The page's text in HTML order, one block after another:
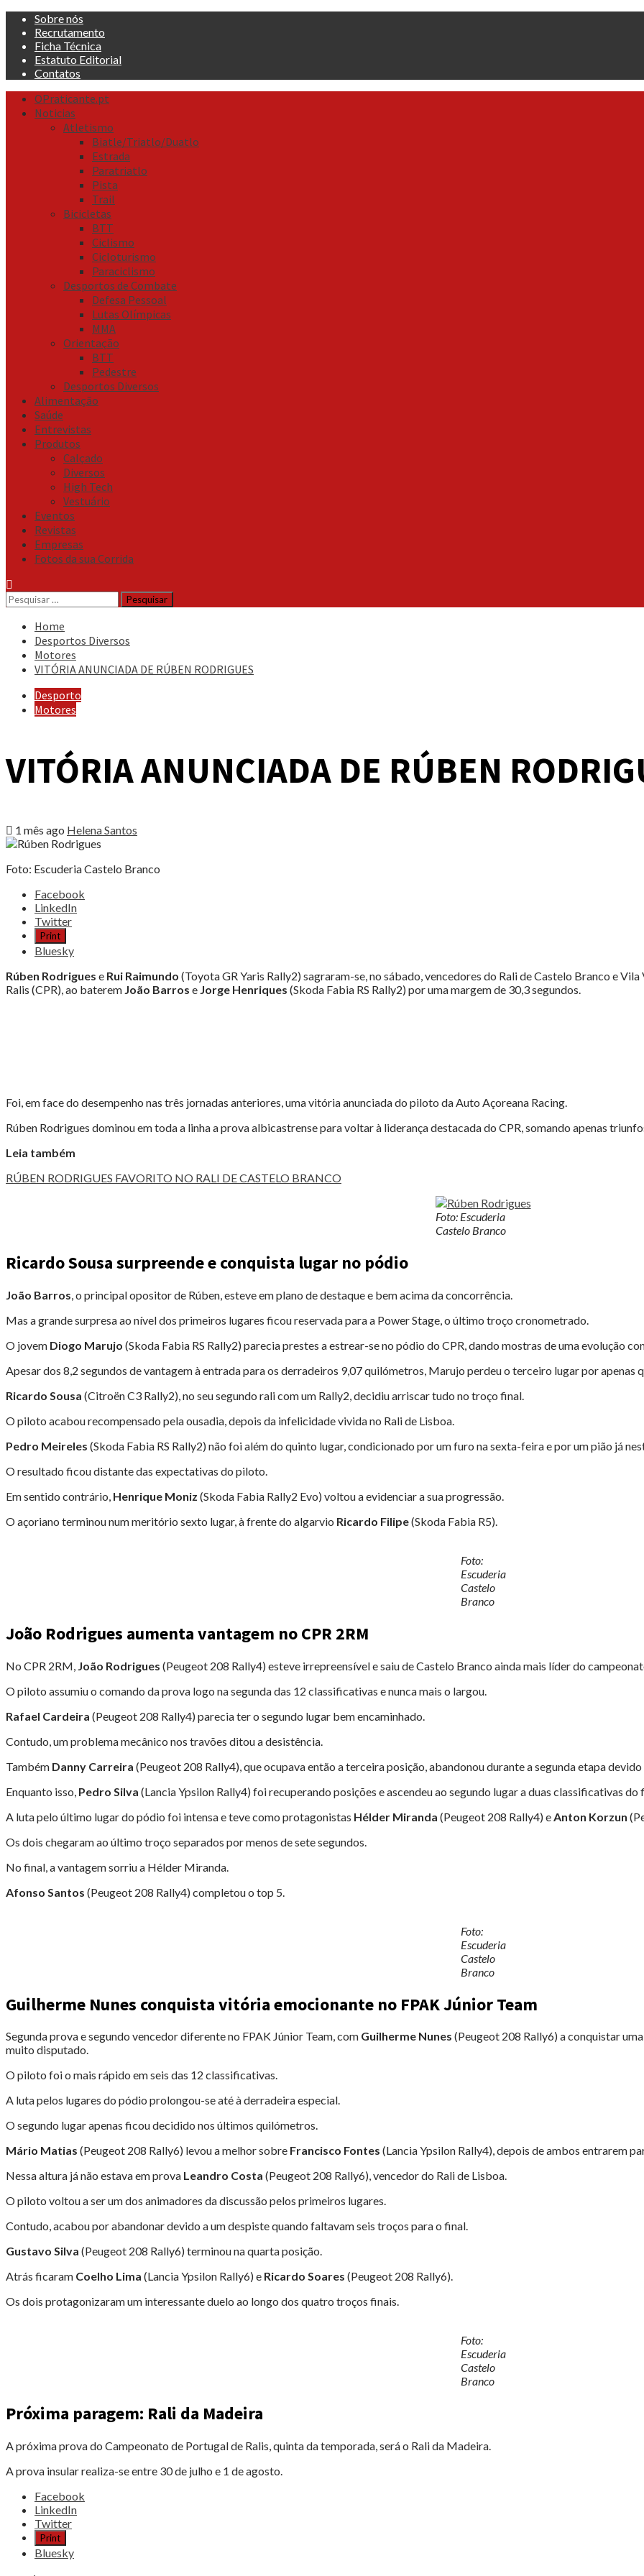
Skip
content
Sobre nós
Recrutamento
Ficha Técnica
Estatuto Editorial
Contatos
Primary
Menu
OPraticante.pt
Noticias
Atletismo
Biatle/Triatlo/Duatlo
Estrada
Paratriatlo
Pista
Trail
Bicicletas
BTT
Ciclismo
Cicloturismo
Paraciclismo
Desportos de Combate
Defesa Pessoal
Lutas Olímpicas
MMA
Orientação
BTT
Pedestre
Desportos Diversos
Alimentação
Saúde
Entrevistas
Produtos
Calçado
Diversos
High Tech
Vestuário
Eventos
Revistas
Empresas
Fotos da sua Corrida
Pesquisar
por:
Home
Desportos Diversos
Motores
VITÓRIA ANUNCIADA DE RÚBEN RODRIGUES
Desporto
Motores
VITÓRIA ANUNCIADA DE RÚBEN
1 mês ago Helena Santos
Foto: Escuderia Castelo Branco
Share
post
"VITÓRIA
ANUNCIADA
RÚBEN
RODRIGUES"
Facebook
LinkedIn
Twitter
Print
Bluesky
Rúben Rodrigues e Rui Raimundo (Toyota GR Yaris Rally2) sagraram-se, no sábado, vencedores do Rali de Castelo Branco e
Ralis (CPR), ao baterem João Barros e Jorge Henriques (Skoda Fabia RS Rally2) por uma margem de 30,3 segundos.
Foi, em face do desempenho nas três jornadas anteriores, uma vitória anunciada do piloto da Auto Açoreana Racing.
Rúben Rodrigues dominou em toda a linha a prova albicastrense para voltar à liderança destacada do CPR, somando apenas
Leia também
RÚBEN RODRIGUES FAVORITO NO RALI DE CASTELO BRANCO
Foto: Escuderia
Castelo Branco
Ricardo Sousa surpreende e conquista lugar no pódio
João Barros, o principal opositor de Rúben, esteve em plano de destaque e bem acima da concorrência.
Mas a grande surpresa ao nível dos primeiros lugares ficou reservada para a Power Stage, o último troço cronometrado.
O jovem Diogo Marujo (Skoda Fabia RS Rally2) parecia prestes a estrear-se no pódio do CPR, dando mostras de uma evolução
Apesar dos 8,2 segundos de vantagem à entrada para os derradeiros 9,07 quilómetros, Marujo perdeu o terceiro lugar por apenas
Ricardo Sousa (Citroën C3 Rally2), no seu segundo rali com um Rally2, decidiu arriscar tudo no troço final.
O piloto acabou recompensado pela ousadia, depois da infelicidade vivida no Rali de Lisboa.
Pedro Meireles (Skoda Fabia RS Rally2) não foi além do quinto lugar, condicionado por um furo na sexta-feira e por um pião já
O resultado ficou distante das expectativas do piloto.
Em sentido contrário, Henrique Moniz (Skoda Fabia Rally2 Evo) voltou a evidenciar a sua progressão.
O açoriano terminou num meritório sexto lugar, à frente do algarvio Ricardo Filipe(Skoda Fabia R5).
Foto:
Escuderia
Castelo
Branco
João Rodrigues aumenta vantagem no CPR 2RM
No CPR 2RM, João Rodrigues (Peugeot 208 Rally4) esteve irrepreensível e saiu de Castelo Branco ainda mais líder do
O piloto assumiu o comando da prova logo na segunda das 12 classificativas e nunca mais o largou.
Rafael Cardeira (Peugeot 208 Rally4) parecia ter o segundo lugar bem encaminhado.
Contudo, um problema mecânico nos travões ditou a desistência.
Também Danny Carreira (Peugeot 208 Rally4), que ocupava então a terceira posição, abandonou durante a segunda etapa
Enquanto isso, Pedro Silva (Lancia Ypsilon Rally4) foi recuperando posições e ascendeu ao segundo lugar a duas classificativas do
A luta pelo último lugar do pódio foi intensa e teve como protagonistas Hélder Miranda (Peugeot 208 Rally4) e Anton Korzun
Os dois chegaram ao último troço separados por menos de sete segundos.
No final, a vantagem sorriu a Hélder Miranda.
Afonso Santos (Peugeot 208 Rally4) completou o top 5.
Foto:
Escuderia
Castelo
Branco
Guilherme Nunes conquista vitória emocionante no FPAK Júnior Team
Segunda prova e segundo vencedor diferente no FPAK Júnior Team, com Guilherme Nunes (Peugeot 208 Rally6) a conquistar
muito disputado.
O piloto foi o mais rápido em seis das 12 classificativas.
A luta pelos lugares do pódio prolongou-se até à derradeira especial.
O segundo lugar apenas ficou decidido nos últimos quilómetros.
Mário Matias (Peugeot 208 Rally6) levou a melhor sobre Francisco Fontes (Lancia Ypsilon Rally4), depois de ambos entrarem
Nessa altura já não estava em prova Leandro Costa (Peugeot 208 Rally6), vencedor do Rali de Lisboa.
O piloto voltou a ser um dos animadores da discussão pelos primeiros lugares.
Contudo, acabou por abandonar devido a um despiste quando faltavam seis troços para o final.
Gustavo Silva (Peugeot 208 Rally6) terminou na quarta posição.
Atrás ficaram Coelho Lima (Lancia Ypsilon Rally6) e Ricardo Soares (Peugeot 208 Rally6).
Os dois protagonizaram um interessante duelo ao longo dos quatro troços finais.
Foto:
Escuderia
Castelo
Branco
Próxima paragem: Rali da Madeira
A próxima prova do Campeonato de Portugal de Ralis, quinta da temporada, será o Rali da Madeira.
A prova insular realiza-se entre 30 de julho e 1 de agosto.
Share
post
"VITÓRIA
ANUNCIADA
Facebook
LinkedIn
Twitter
Print
Bluesky